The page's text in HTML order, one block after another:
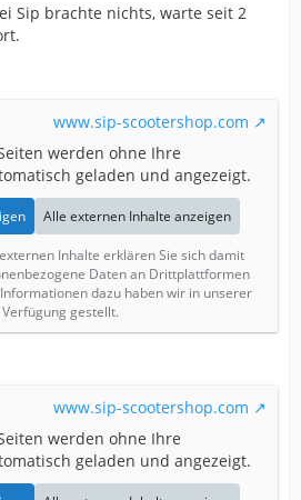
Sip brachte nichts, warte seit 2
www.sip-scootershop.com
werden ohne Ihre
geladen und angezeigt.
Alle externen Inhalte anzeigen
Inhalte erklären Sie sich damit
Daten an Drittplattformen
dazu haben wir in unserer
gestellt.
www.sip-scootershop.com
werden ohne Ihre
geladen und angezeigt.